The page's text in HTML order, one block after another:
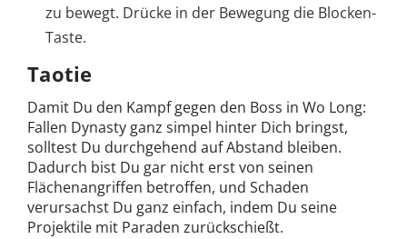
zu bewegt. Drücke in der Bewegung die Blocken-
Taste.
Taotie
Damit Du den Kampf gegen den Boss in Wo Long:
Fallen Dynasty ganz simpel hinter Dich bringst,
solltest Du durchgehend auf Abstand bleiben.
Dadurch bist Du gar nicht erst von seinen
Flächenangriffen betroffen, und Schaden
verursachst Du ganz einfach, indem Du seine
Projektile mit Paraden zurückschießt.